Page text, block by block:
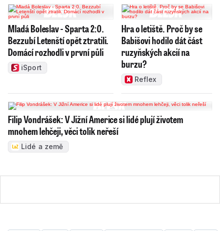
Mladá Boleslav - Sparta 2:0.
Bezzubí Letenští opět ztratili.
Domácí rozhodli v první půli
iSport
Hra o letiště. Proč by se
Babišovi hodilo dát část
ruzyňských akcií na
burzu?
Reflex
Filip Vondrášek: V Jižní Americe si lidé plují životem
mnohem lehčeji, věci tolik neřeší
Lidé a země